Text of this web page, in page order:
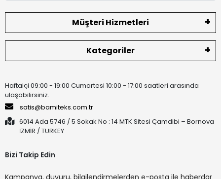
Müşteri Hizmetleri
Kategoriler
Haftaiçi 09:00 - 19:00 Cumartesi 10:00 - 17:00 saatleri arasında
ulaşabilirsiniz.
satis@bamiteks.com.tr
6014 Ada 5746 / 5 Sokak No : 14 MTK Sitesi Çamdibi – Bornova
İZMİR / TURKEY
Bizi Takip Edin